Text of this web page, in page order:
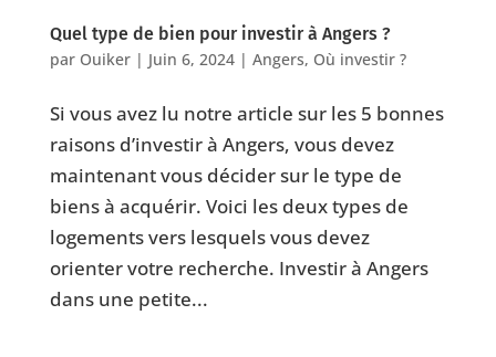
Quel type de bien pour investir à Angers ?
par Ouiker| Juin 6, 2024| Angers, Où investir ?
Si vous avez lu notre article sur les 5 bonnes
raisons d’investir à Angers, vous devez
maintenant vous décider sur le type de
biens à acquérir. Voici les deux types de
logements vers lesquels vous devez
orienter votre recherche. Investir à Angers
dans une petite...